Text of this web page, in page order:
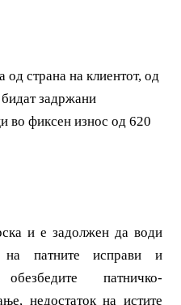
од страна на клиентот, од
задржани
во фиксен износ од 620
и е задолжен да води
патните исправи и
патничко-
недостаток на истите